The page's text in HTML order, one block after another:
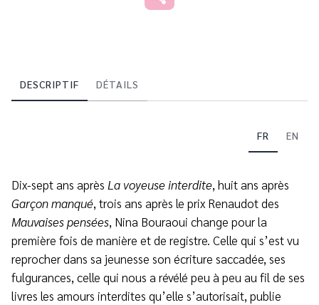
DESCRIPTIF DÉTAILS
FR EN
Dix-sept ans après La voyeuse interdite, huit ans après
Garçon manqué, trois ans après le prix Renaudot des
Mauvaises pensées, Nina Bouraoui change pour la
première fois de manière et de registre. Celle qui s’est vu
reprocher dans sa jeunesse son écriture saccadée, ses
fulgurances, celle qui nous a révélé peu à peu au fil de ses
livres les amours interdites qu’elle s’autorisait, publie